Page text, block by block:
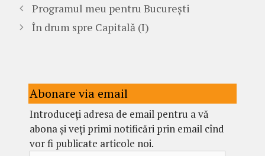
Programul meu pentru București
În drum spre Capitală (I)
Abonare via email
Introduceți adresa de email pentru a vă
abona și veți primi notificări prin email cînd
vor fi publicate articole noi.